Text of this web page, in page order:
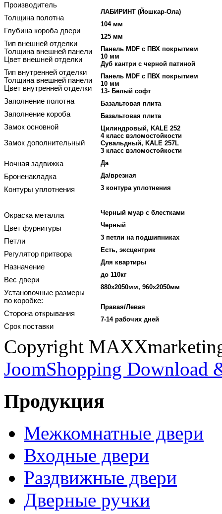
Производитель
Толщина полотна
Глубина короба двери
Тип внешней отделки
Толщина внешней панели
Цвет внешней отделки
Тип внутренней отделки
Толщина внешней панели
Цвет внутренней отделки
Заполнение полотна
Заполнение короба
Замок основной
Замок дополнительный
Ночная задвижка
Броненакладка
Контуры уплотнения
Окраска металла
Цвет фурнитуры
Петли
Регулятор притвора
Назначение
Вес двери
Установочные размеры
по коробке:
Сторона открывания
Срок поставки
ЛАБИРИНТ (Йошкар-Ола)
104 мм
125 мм
Панель MDF с ПВХ покрытием
10 мм
Дуб кантри с черной патиной
Панель MDF с ПВХ покрытием
10 мм
13- Белый софт
Базальтовая плита
Базальтовая плита
Цилиндровый, KALE 252
4 класс взломостойкости
Сувальдный, KALE 257L
3 класс взломостойкости
Да
Да/врезная
3 контура уплотнения
Черный муар с блестками
Черный
3 петли на подшипниках
Есть, эксцентрик
Для квартиры
до 110кг
880х2050мм, 960х2050мм
Правая/Левая
7-14 рабочих дней
Copyright
JoomShopping Download
Продукция
Межкомнатные двери
Входные двери
Раздвижные двери
Дверные ручки